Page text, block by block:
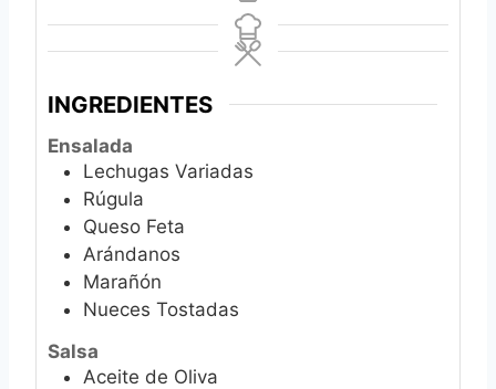
INGREDIENTES
Ensalada
Lechugas Variadas
Rúgula
Queso Feta
Arándanos
Marañón
Nueces Tostadas
Salsa
Aceite de Oliva